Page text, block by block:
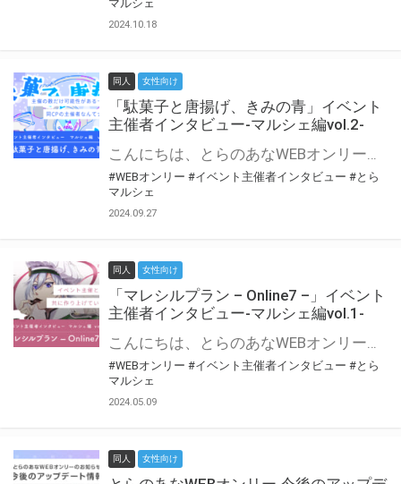
マルシェ
2024.10.18
同人 女性向け
「駄菓子と唐揚げ、きみの青」イベント
主催者インタビュー-マルシェ編vol.2-
こんにちは、とらのあなWEBオンリー運営スタッフです。 新たにお届けする、イベント主催者インタビュー-マルシェ編-は、 とらのあなWEBオンリー「マルシェ」をご利用の主催様に 「マルシェ」を使ってイベントを開催した感想や心がけをお聞きする企画です。 今回は、WEBオンリー初開催「駄菓子と唐揚げ、きみの青」より、 主催のぎこ六屋様にお話を伺いました。 協力：ぎこ六屋様／イベント公式Twitter（@krkgwks） とらのあなWEBオンリー「マルシェ」とは？ WEBオンリーでリアルタイムでコミュニケーションがとれるオンライン会場です。
#WEBオンリー #イベント主催者インタビュー #とら
マルシェ
2024.09.27
同人 女性向け
「マレシルプラン – Online7 –」イベント
主催者インタビュー-マルシェ編vol.1-
こんにちは、とらのあなWEBオンリー運営スタッフです。 新たにお届けする、イベント主催者インタビュー-マルシェ編-は、 とらのあなWEBオンリー「マルシェ」をご利用した主催様に 「マルシェ」を使って開催した感想や心がけをお聞きする企画です。 今回は、WEBオンリー開催7回目迎えた「マレシルプラン – Online7 –」より、 主催の玉川うた様にお話を伺いました。 ▼マレシルプランのインタビュー前回記事 「イベント主催者インタビュー vol.6」はこちら 協力：玉川うた様（マレシルプラン実行委員会 代表）／イベント公式Twitter（@mallesil_plan） とらのあなWEBオンリー「マルシェ」とは？ WEBオンリーでリアルタイムでコミュニケーションがとれるオンライン会場です。
#WEBオンリー #イベント主催者インタビュー #とら
マルシェ
2024.05.09
同人 女性向け